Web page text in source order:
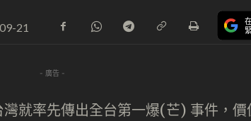
21
- 廣告 -
就率先傳出全台第一爆(芒) 事件，價